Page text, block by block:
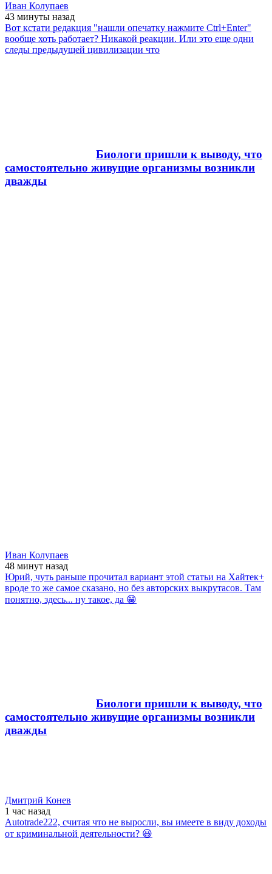
Иван Колупаев
43 минуты назад
Вот кстати редакция "нашли опечатку нажмите Ctrl+Enter"
вообще хоть работает? Никакой реакции. Или это еще одни
следы предыдущей цивилизации что
Биологи пришли к выводу, что
самостоятельно живущие организмы возникли
дважды
Иван Колупаев
48 минут назад
Юрий, чуть раньше прочитал вариант этой статьи на Хайтек+
вроде то же самое сказано, но без авторских выкрутасов. Там
понятно, здесь... ну такое, да 😁
Биологи пришли к выводу, что
самостоятельно живущие организмы возникли
дважды
Дмитрий Конев
1 час назад
Autotrade222, считая что не выросли, вы имеете в виду доходы
от криминальной деятельности? 😃